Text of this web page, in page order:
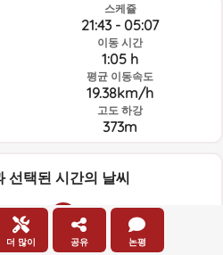
스케쥴
21:43 - 05:07
이동 시간
1:05 h
평균 이동속도
19.38km/h
고도 하강
373m
선택된 시간의 날씨
20:00
더 많이 공유 논평